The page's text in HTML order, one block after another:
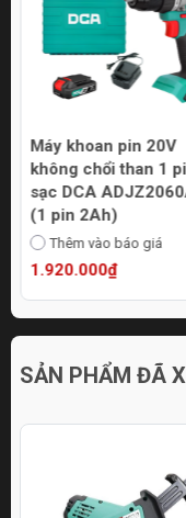
Máy khoan pin 20V
không chổi than 1
sạc DCA
(1 pin 2Ah)
Thêm vào báo giá
1.920.000₫
SẢN PHẨM ĐÃ